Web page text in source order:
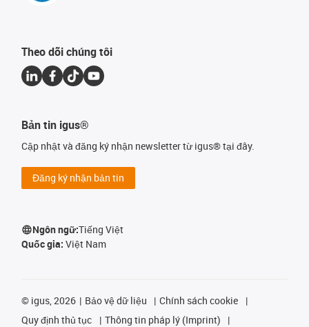
Theo dõi chúng tôi
Bản tin igus®
Cập nhật và đăng ký nhận newsletter từ igus® tại đây.
Đăng ký nhận bản tin
Ngôn ngữ:Tiếng Việt
Quốc gia: Việt Nam
© igus, 2026 Bảo vệ dữ liệu
Chính sách cookie
Quy định thủ tục
Thông tin pháp lý (Imprint)